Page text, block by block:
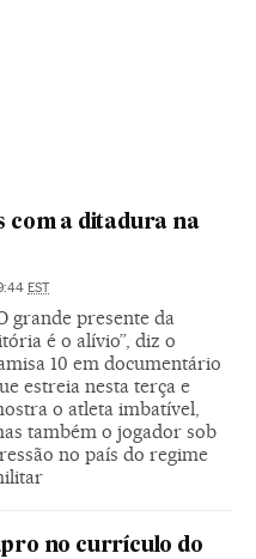
com a ditadura na
EST
grande presente da
é o alívio”, diz o
10 em documentário
estreia nesta terça e
o atleta imbatível,
também o jogador sob
no país do regime
no currículo do